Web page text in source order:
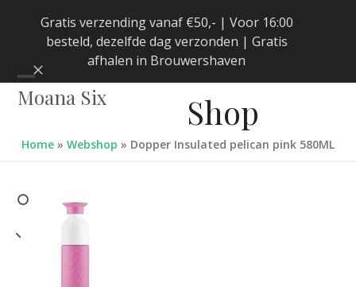
Gratis verzending vanaf €50,- | Voor 16:00
besteld, dezelfde dag verzonden | Gratis
afhalen in Brouwershaven
Negeren
Moana Six
Open
menu
Close
menu
Shop
Home » Webshop » Dopper Insulated pelican pink 580ML